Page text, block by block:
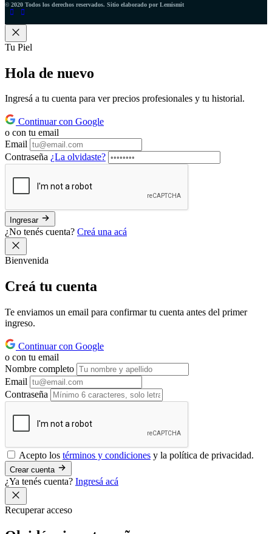
© 2020 Todos los derechos reservados. Sitio elaborado por Lemismit
Tu Piel
Hola de nuevo
Ingresá a tu cuenta para ver precios profesionales y tu historial.
Continuar con Google
o con tu email
Email
Contraseña ¿La olvidaste?
Ingresar
¿No tenés cuenta? Creá una acá
Bienvenida
Creá tu cuenta
Te enviamos un email para confirmar tu cuenta antes del primer
ingreso.
Continuar con Google
o con tu email
Nombre completo
Email
Contraseña
Acepto los términos y condiciones y la política de privacidad.
Crear cuenta
¿Ya tenés cuenta? Ingresá acá
Recuperar acceso